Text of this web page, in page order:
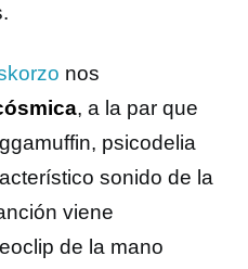
nos
, a la par que
psicodelia
sonido de la
viene
de la mano